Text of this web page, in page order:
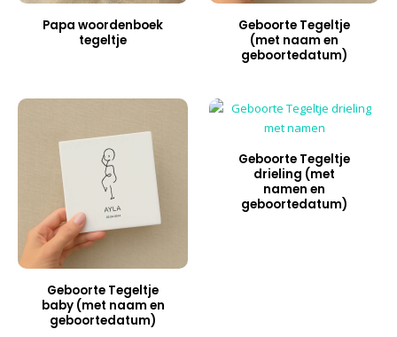
Papa woordenboek
tegeltje
Geboorte Tegeltje
(met naam en
geboortedatum)
Geboorte Tegeltje
baby (met naam en
geboortedatum)
Geboorte Tegeltje
drieling (met
namen en
geboortedatum)